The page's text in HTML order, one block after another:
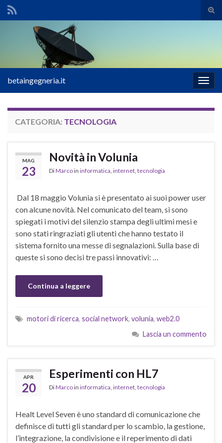
il
Search for:
la
betaingegneria.it
CATEGORIA: TECNOLOGIA
MAG
23
Novità in Volunia
DiMarcoin informatica internet tecnologia
Dal 18 maggio Volunia si è presentato ai suoi power user
con alcune novità. Nel comunicato del team, si sono
spiegati i motivi del silenzio stampa degli ultimi mesi e
sono stati ringraziati gli utenti che hanno testato il
sistema fornito una messe di segnalazioni. Sulla base di
queste si sono decisi tre passi innovativi: …
Continua a leggere
motori di ricerca, social network, volunia, web2.0
Lascia un commento
APR
20
Esperimenti con HL7
DiMarcoin informatica internet tecnologia
Healt Level Seven è uno standard di comunicazione che
definisce di tutti gli standard per lo scambio, la gestione,
l’integrazione, la condivisione e il reperimento di dati